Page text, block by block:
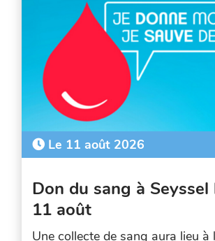
RECHERCHE
Le 11 août 2026
Don du sang à Seyssel
11 août
Une collecte de sang aura lieu à